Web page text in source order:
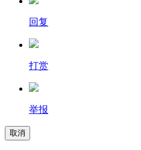
回复
打赏
举报
取消